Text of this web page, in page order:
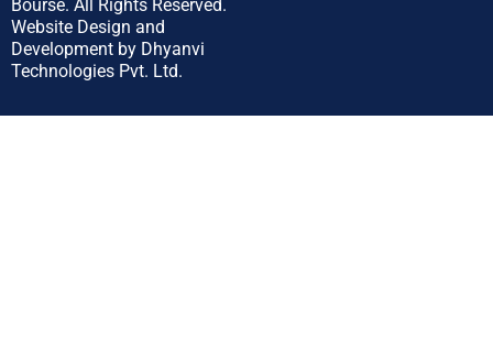
Bourse. All Rights Reserved.
Website Design and
Development by Dhyanvi
Technologies Pvt. Ltd.